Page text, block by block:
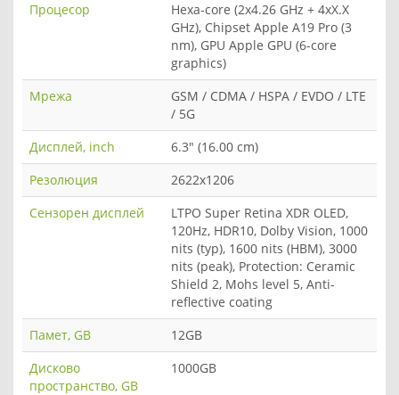
Процесор
Hexa-core (2x4.26 GHz + 4xX.X
GHz), Chipset Apple A19 Pro (3
nm), GPU Apple GPU (6-core
graphics)
Мрежа
GSM / CDMA / HSPA / EVDO / LTE
/ 5G
Дисплей, inch
6.3" (16.00 cm)
Резолюция
2622x1206
Сензорен дисплей
LTPO Super Retina XDR OLED,
120Hz, HDR10, Dolby Vision, 1000
nits (typ), 1600 nits (HBM), 3000
nits (peak), Protection: Ceramic
Shield 2, Mohs level 5, Anti-
reflective coating
Памет, GB
12GB
Дисково
пространство, GB
1000GB